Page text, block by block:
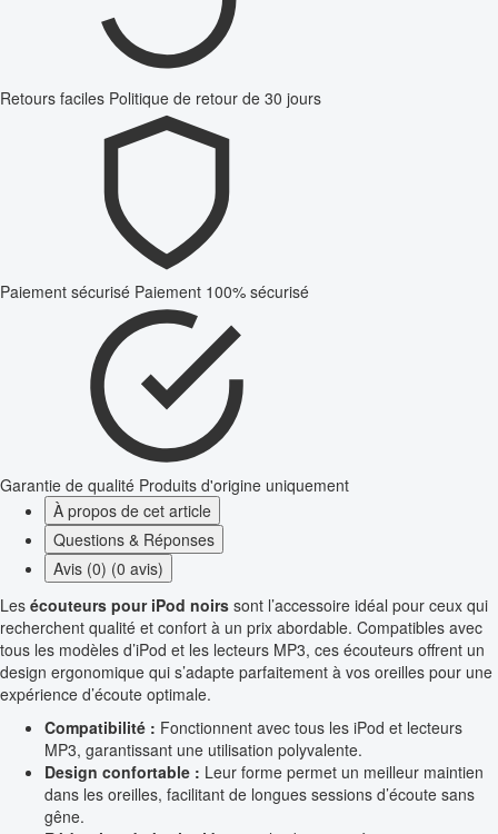
Retours faciles Politique de retour de 30 jours
Paiement sécurisé Paiement 100% sécurisé
Garantie de qualité Produits d'origine uniquement
À propos de cet article
Questions & Réponses
Avis (0) (0 avis)
Les écouteurs pour iPod noirs sont l’accessoire idéal pour ceux qui
recherchent qualité et confort à un prix abordable. Compatibles avec
tous les modèles d’iPod et les lecteurs MP3, ces écouteurs offrent un
design ergonomique qui s’adapte parfaitement à vos oreilles pour une
expérience d’écoute optimale.
Compatibilité : Fonctionnent avec tous les iPod et lecteurs
MP3, garantissant une utilisation polyvalente.
Design confortable : Leur forme permet un meilleur maintien
dans les oreilles, facilitant de longues sessions d’écoute sans
gêne.